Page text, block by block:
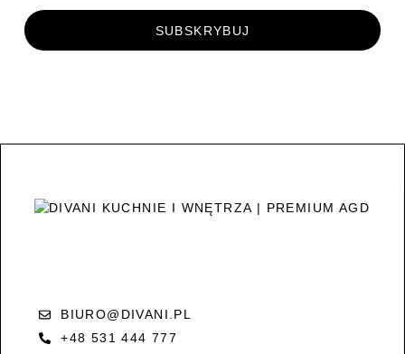
SUBSKRYBUJ
BIURO@DIVANI.PL
+48 531 444 777